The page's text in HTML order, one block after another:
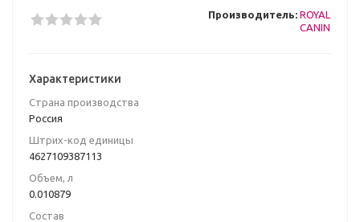
Производитель: ROYAL
CANIN
Характеристики
Страна производства
Poccия
Штрих-код единицы
4627109387113
Объем, л
0.010879
Состав